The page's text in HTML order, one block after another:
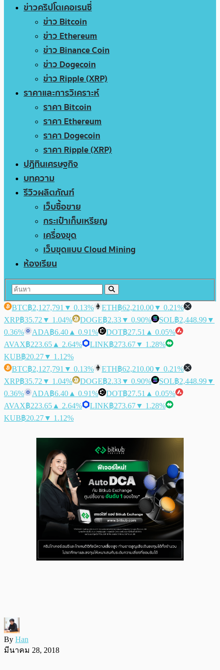
ข่าวคริปโตเคอเรนซี่
ข่าว Bitcoin
ข่าว Ethereum
ข่าว Binance Coin
ข่าว Dogecoin
ข่าว Ripple (XRP)
ราคาและการวิเคราะห์
ราคา Bitcoin
ราคา Ethereum
ราคา Dogecoin
ราคา Ripple (XRP)
ปฏิทินเศรษฐกิจ
บทความ
รีวิวผลิตภัณฑ์
เว็บซื้อขาย
กระเป๋าเก็บเหรียญ
เครื่องขุด
เว็บขุดแบบ Cloud Mining
ห้องเรียน
BTC฿2,127,791 ▼ 0.13% ETH฿62,210.00▼ 0.21%
XRP฿35.72 ▼ 1.04% DOGE฿2.33▼ 0.90% SOL฿2,448.99▼
0.36%
ADA฿6.40 ▲ 0.91% DOT฿27.51 ▲ 0.05%
AVAX฿223.65 ▲ 2.64% LINK฿273.67▼ 1.28%
KUB฿20.27▼ 1.12%
BTC฿2,127,791 ▼ 0.13% ETH฿62,210.00▼ 0.21%
XRP฿35.72 ▼ 1.04% DOGE฿2.33▼ 0.90% SOL฿2,448.99▼
0.36%
ADA฿6.40 ▲ 0.91% DOT฿27.51 ▲ 0.05%
AVAX฿223.65 ▲ 2.64% LINK฿273.67▼ 1.28%
KUB฿20.27▼ 1.12%
By Han
มีนาคม 28, 2018